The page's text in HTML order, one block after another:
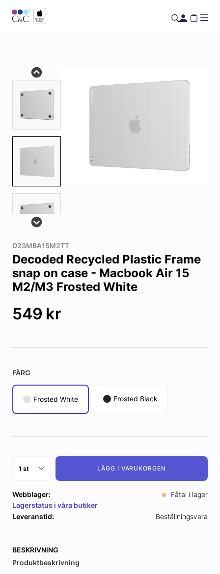
D23MBA15M2TT
Decoded Recycled Plastic Frame
snap on case - Macbook Air 15
M2/M3 Frosted White
549 kr
FÄRG
Frosted White Frosted Black
LÄGG I VARUKORGEN
Webblager:
Fåtal i lager
Lagerstatus i våra butiker
Leveranstid:
Beställningsvara
BESKRIVNING
Produktbeskrivning